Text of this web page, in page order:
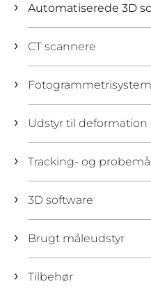
Automatiserede 3D
CT scannere
Udstyr til
Tracking- og
3D software
Brugt måleudstyr
Tilbehør